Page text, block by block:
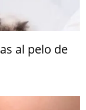
al pelo de